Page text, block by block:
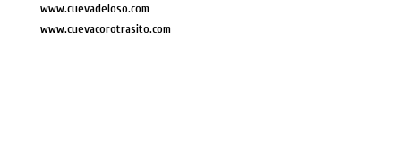
www.cuevadeloso.com
www.cuevacorotrasito.com